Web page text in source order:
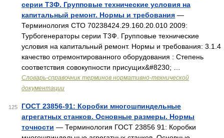
серии Т3Ф. Групповые технические условия на
капитальный ремонт. Нормы и требования —
Терминология СТО 70238424.29.160.20.010 2009:
Турбогенераторы серии Т3Ф. Групповые технические
условия на капитальный ремонт. Нормы и требования: 3.1.4
качество отремонтированного оборудования : Степень
соответствия совокупности присущих&#8230; …
Словарь-справочник терминов нормативно-технической
документации
125
ГОСТ 23856-91: Коробки многошпиндельные
агрегатных станков. Основные размеры. Нормы
точности — Терминология ГОСТ 23856 91: Коробки